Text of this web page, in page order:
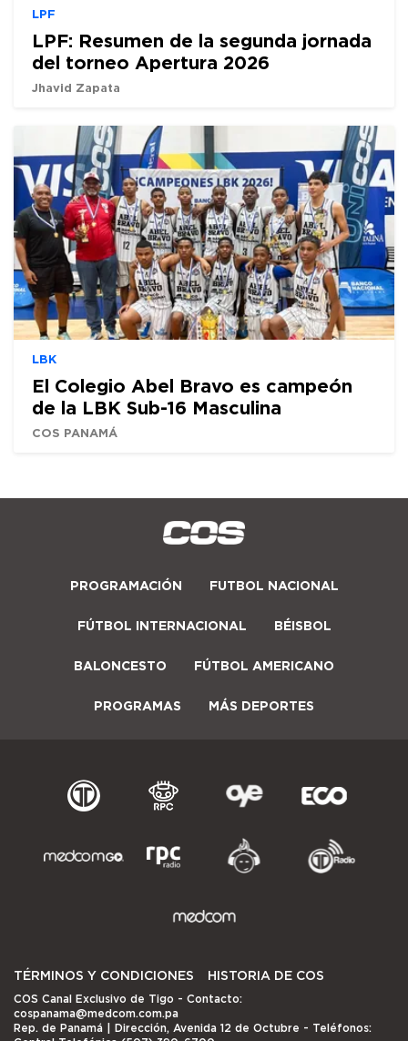
LPF
LPF: Resumen de la segunda jornada
del torneo Apertura 2026
Jhavid Zapata
LBK
El Colegio Abel Bravo es campeón
de la LBK Sub-16 Masculina
COS PANAMÁ
PROGRAMACIÓN FUTBOL NACIONAL
FÚTBOL INTERNACIONAL BÉISBOL
BALONCESTO FÚTBOL AMERICANO
PROGRAMAS MÁS DEPORTES
TÉRMINOS Y CONDICIONES HISTORIA DE COS
COS Canal Exclusivo de Tigo - Contacto:
cospanama@medcom.com.pa
Rep. de Panamá | Dirección, Avenida 12 de Octubre - Teléfonos: